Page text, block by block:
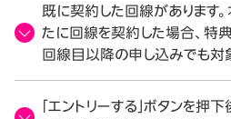
既に契約した回線があります
たに回線を契約した場合、特
回線目以降の申し込みでも対
「エントリーする」ボタンを押